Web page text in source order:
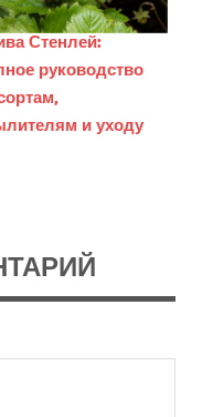
Стенлей:
руководство
и уходу